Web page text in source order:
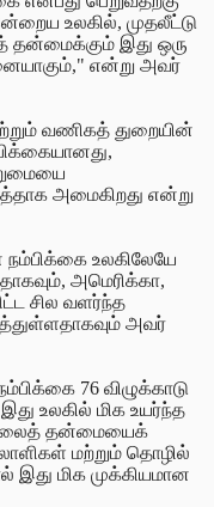
உலகில், முதலீட்டு
தன்மைக்கும் இது ஒரு
என்று அவர்
வணிகத் துறையின்
அமைகிறது என்று
உலகிலேயே
அமெரிக்கா,
சில வளர்ந்த
அவர்
76 விழுக்காடு
உலகில் மிக உயர்ந்த
நிலைத் தன்மையைக்
மற்றும் தொழில்
மிக முக்கியமான